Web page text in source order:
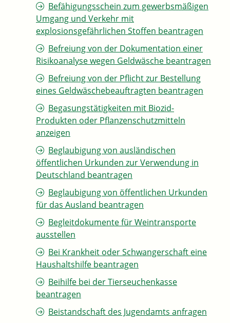
Befähigungsschein zum gewerbsmäßigen
Umgang und Verkehr mit
explosionsgefährlichen Stoffen beantragen
Befreiung von der Dokumentation einer
Risikoanalyse wegen Geldwäsche beantragen
Befreiung von der Pflicht zur Bestellung
eines Geldwäschebeauftragten beantragen
Begasungstätigkeiten mit Biozid-
Produkten oder Pflanzenschutzmitteln
anzeigen
Beglaubigung von ausländischen
öffentlichen Urkunden zur Verwendung in
Deutschland beantragen
Beglaubigung von öffentlichen Urkunden
für das Ausland beantragen
Begleitdokumente für Weintransporte
ausstellen
Bei Krankheit oder Schwangerschaft eine
Haushaltshilfe beantragen
Beihilfe bei der Tierseuchenkasse
beantragen
Beistandschaft des Jugendamts anfragen